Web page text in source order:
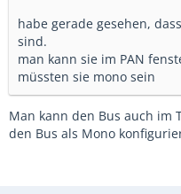
habe gerade gesehen,
sind.
man kann sie im PAN
müssten sie mono sein
Man kann den Bus auch im
den Bus als Mono